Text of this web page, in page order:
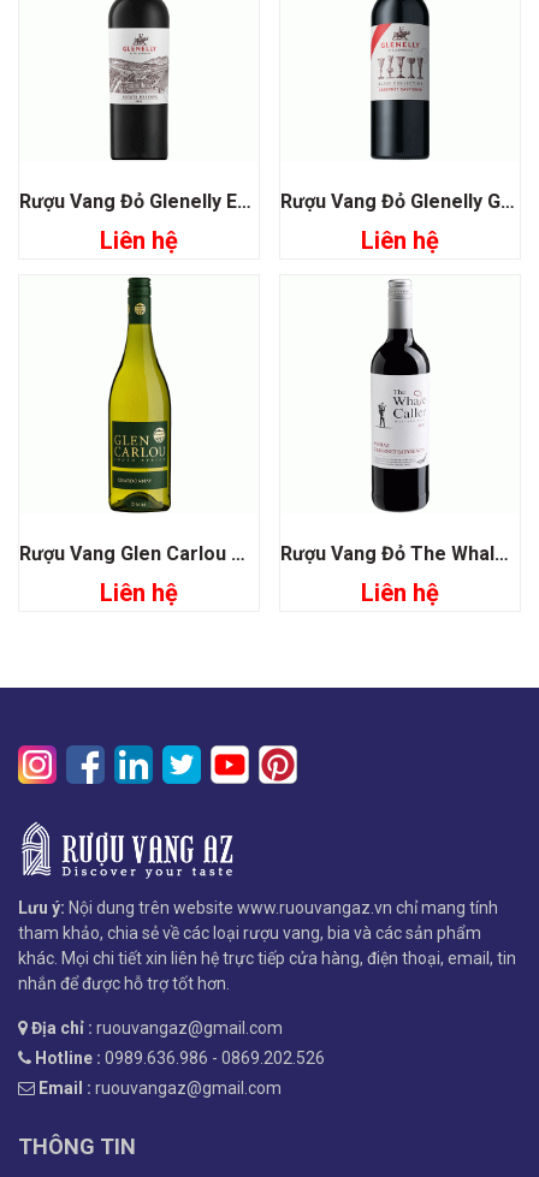
Rượu Vang Đỏ Glenelly Estate Reserve
Liên hệ
Rượu Vang Đỏ Glenelly Glass collection Cabernet Sauvignon
Liên hệ
Rượu Vang Glen Carlou Chardonnay
Liên hệ
Rượu Vang Đỏ The Whale Caller Shiraz Cabernet Sauvignon
Liên hệ
Lưu ý: Nội dung trên website www.ruouvangaz.vn chỉ mang tính
tham khảo, chia sẻ về các loại rượu vang, bia và các sản phẩm
khác. Mọi chi tiết xin liên hệ trực tiếp cửa hàng, điện thoại, email, tin
nhắn để được hỗ trợ tốt hơn.
Địa chỉ : ruouvangaz@gmail.com
Hotline : 0989.636.986 - 0869.202.526
Email : ruouvangaz@gmail.com
THÔNG TIN